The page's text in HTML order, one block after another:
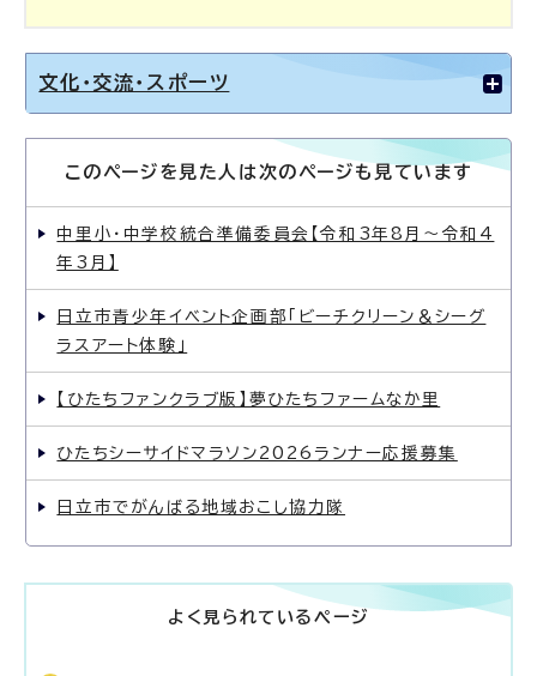
文化・交流・スポーツ
このページを見た人は次のページも見ています
中里小・中学校統合準備委員会【令和3年8月〜令和4
年3月】
日立市青少年イベント企画部「ビーチクリーン＆シーグ
ラスアート体験」
【ひたちファンクラブ版】夢ひたちファームなか里
ひたちシーサイドマラソン2026ランナー応援募集
日立市でがんばる地域おこし協力隊
よく見られているページ